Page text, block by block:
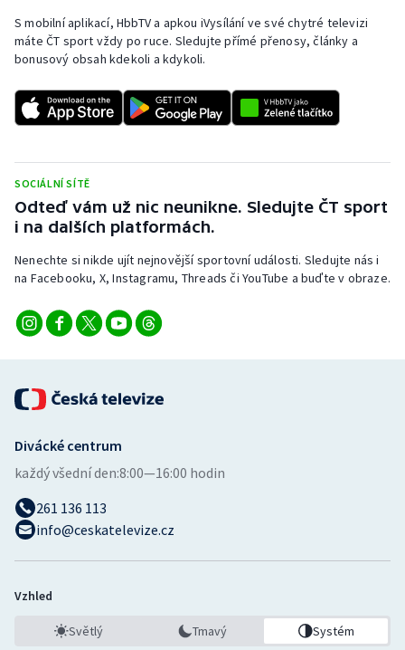
Rychlostní kanoistika
Short track
Stolní tenis
Triatlon
Veslování
Vodní slalom
Ostatní
S mobilní aplikací, HbbTV a apkou iVysílání ve své chytré televizi
máte ČT sport vždy po ruce. Sledujte přímé přenosy, články a
bonusový obsah kdekoli a kdykoli.
SOCIÁLNÍ SÍTĚ
Odteď vám už nic neunikne. Sledujte ČT sport
i na dalších platformách.
Nenechte si nikde ujít nejnovější sportovní události. Sledujte nás i
na Facebooku, X, Instagramu, Threads či YouTube a buďte v obraze.
Divácké centrum
každý všední den:8:00—16:00 hodin
261 136 113
info@ceskatelevize.cz
Vzhled
Světlý Tmavý Systém